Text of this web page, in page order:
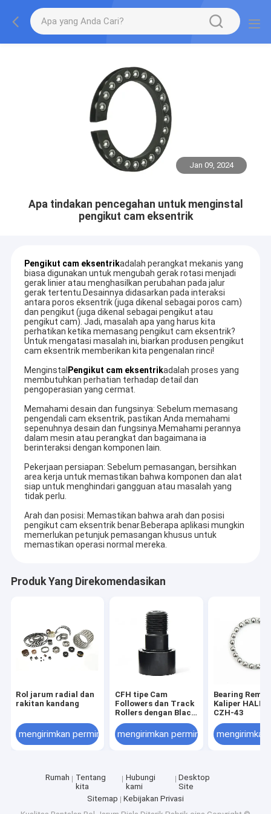
Jan 09, 2024
Apa tindakan pencegahan untuk menginstal
pengikut cam eksentrik
Pengikut cam eksentrikadalah perangkat mekanis yang
biasa digunakan untuk mengubah gerak rotasi menjadi
gerak linier atau menghasilkan perubahan pada jalur
gerak tertentu.Desainnya didasarkan pada interaksi
antara poros eksentrik (juga dikenal sebagai poros cam)
dan pengikut (juga dikenal sebagai pengikut atau
pengikut cam). Jadi, masalah apa yang harus kita
perhatikan ketika memasang pengikut cam eksentrik?
Untuk mengatasi masalah ini, biarkan produsen pengikut
cam eksentrik memberikan kita pengenalan rinci!
Menginstal Pengikut cam eksentrikadalah proses yang
membutuhkan perhatian terhadap detail dan
pengoperasian yang cermat.
Memahami desain dan fungsinya: Sebelum memasang
pengendali cam eksentrik, pastikan Anda memahami
sepenuhnya desain dan fungsinya.Memahami perannya
dalam mesin atau perangkat dan bagaimana ia
berinteraksi dengan komponen lain.
Pekerjaan persiapan: Sebelum pemasangan, bersihkan
area kerja untuk memastikan bahwa komponen dan alat
siap untuk menghindari gangguan atau masalah yang
tidak perlu.
Arah dan posisi: Memastikan bahwa arah dan posisi
pengikut cam eksentrik benar.Beberapa aplikasi mungkin
memerlukan petunjuk pemasangan khusus untuk
memastikan operasi normal mereka.
Produk Yang Direkomendasikan
Rol jarum radial dan
rakitan kandang
mengirimkan permintaan
CFH tipe Cam
Followers dan Track
Rollers dengan Black
Oxide Surface
mengirimkan permintaan
Bearing Rem
Kaliper
CZH-43
Rumah
Tentang
kita
Hubungi
kami
Desktop
Site
Sitemap
Kebijakan Privasi